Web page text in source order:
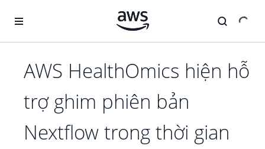
AWS HealthOmics hiện hỗ
trợ ghim phiên bản
Nextflow trong thời gian